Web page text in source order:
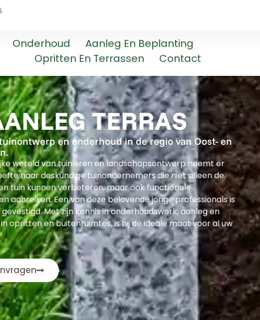
Onderhoud
Aanleg En Beplanting
Opritten En Terrassen
Contact
TERRAS
en onderhoud in de regio van Oost- en
wereld van tuinieren en landschapsontwerp neemt er
naar deskundige tuinondernemers die niet alleen de
tuin kunnen verbeteren, maar ook functionele
aanreiken. Een van deze belovende jonge professionals is
Met zijn kennis in onderhoudswerk, aanleg en
opritten en buitenruimtes, is hij de ideale maat voor al uw